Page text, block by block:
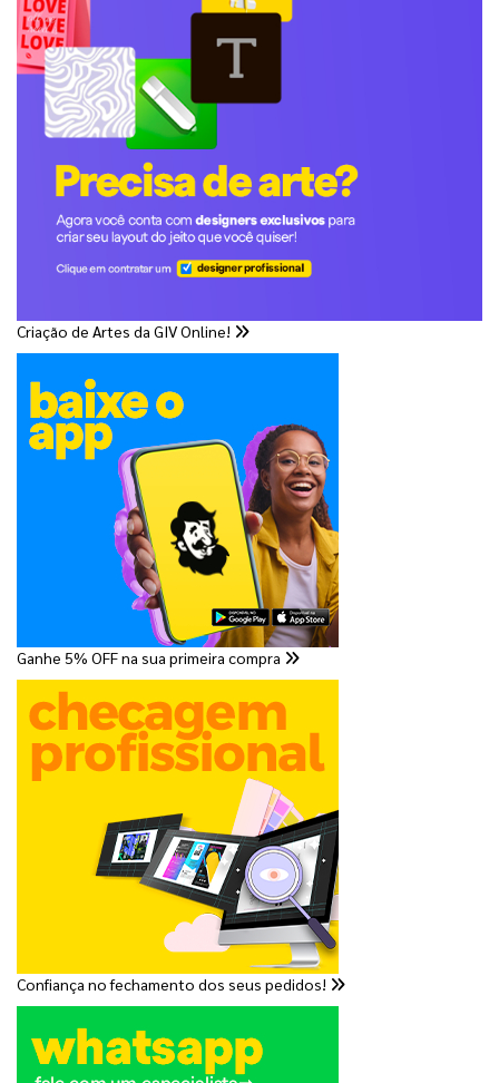
Criação de Artes da GIV Online!
Ganhe 5% OFF na sua primeira compra
Confiança no fechamento dos seus pedidos!